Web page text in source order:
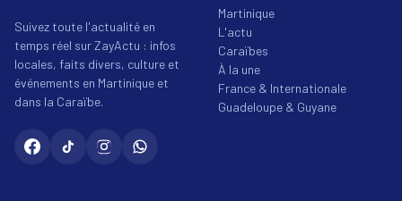
Suivez toute l'actualité en
temps réel sur ZayActu : infos
locales, faits divers, culture et
événements en Martinique et
dans la Caraïbe.
Martinique
L'actu
Caraïbes
À la une
France & Internationale
Guadeloupe & Guyane